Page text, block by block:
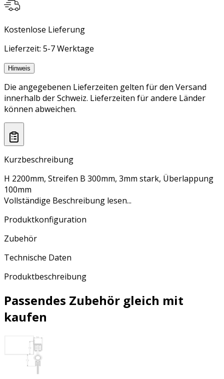
Kostenlose Lieferung
Lieferzeit: 5-7 Werktage
Hinweis
Die angegebenen Lieferzeiten gelten für den Versand
innerhalb der Schweiz. Lieferzeiten für andere Länder
können abweichen.
Kurzbeschreibung
H 2200mm, Streifen B 300mm, 3mm stark, Überlappung
100mm
Vollständige Beschreibung lesen...
Produktkonfiguration
Zubehör
Technische Daten
Produktbeschreibung
Passendes Zubehör gleich mit
kaufen